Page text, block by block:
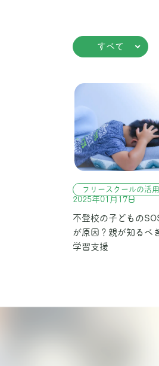
すべて
フリースクールの活
2025年01月17日
不登校の子どもの
が原因？親が知るべ
学習支援